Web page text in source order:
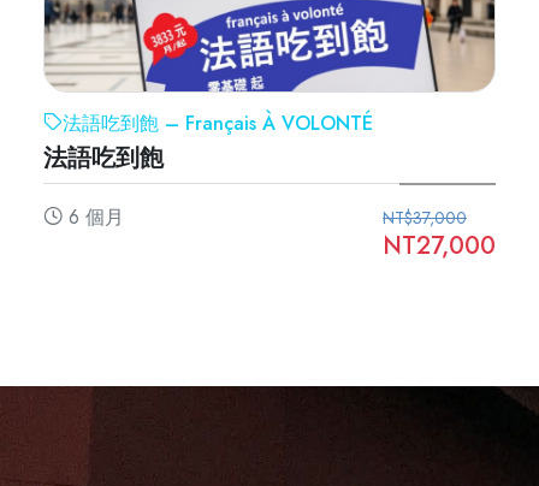
法語吃到飽 – Français À VOLONTÉ
法語吃到飽
6 個月 NT$37,000
NT27,000